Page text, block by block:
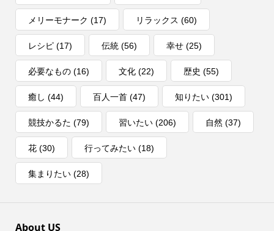
メリーモナーク (17) リラックス (60)
レシピ(17) 伝統(56) 幸せ(25)
必要なもの(16) 文化(22) 歴史 (55)
癒し (44) 百人一首(47) 知りたい(301)
競技かるた (79) 習いたい(206) 自然 (37)
花(30) 行ってみたい(18)
集まりたい(28)
About US